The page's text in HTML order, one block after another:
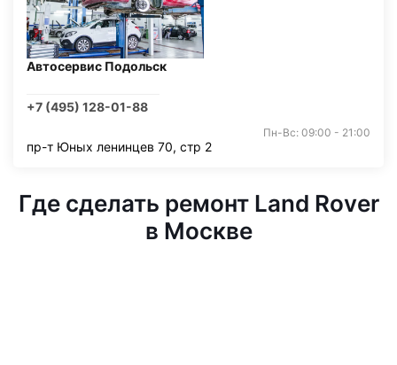
Автосервис Подольск
+7 (495) 128-01-88
Пн-Вс: 09:00 - 21:00
пр-т Юных ленинцев 70, стр 2
Где сделать ремонт Land Rover
в Москве